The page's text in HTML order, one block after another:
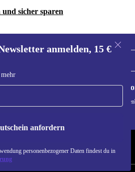
sicher sparen
anmelden, 15 €
mehr
anfordern
personenbezogener Daten findest du in
Gutschein
Informationen über die Verwendung
NEW.